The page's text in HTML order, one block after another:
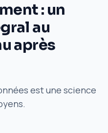
: un
au
après
est une science